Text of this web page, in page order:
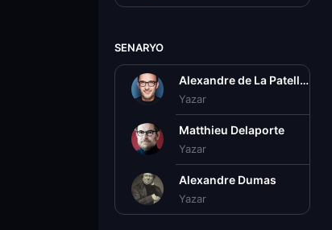
SENARYO
Alexandre de La Patellière
Yazar
Matthieu Delaporte
Yazar
Alexandre Dumas
Yazar